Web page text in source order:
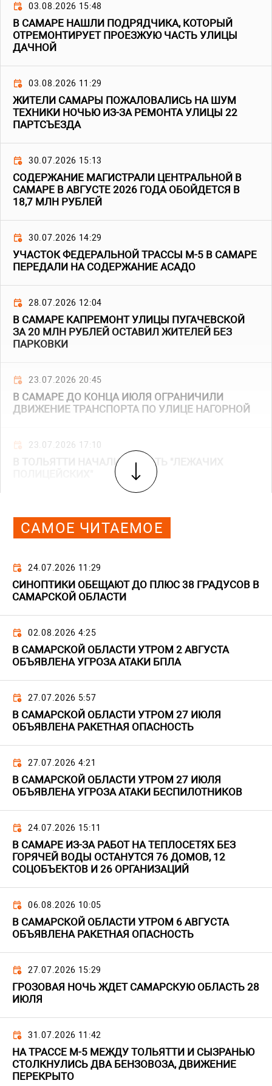
03.08.2026 15:48
В САМАРЕ НАШЛИ ПОДРЯДЧИКА, КОТОРЫЙ
ОТРЕМОНТИРУЕТ ПРОЕЗЖУЮ ЧАСТЬ УЛИЦЫ
ДАЧНОЙ
03.08.2026 11:29
ЖИТЕЛИ САМАРЫ ПОЖАЛОВАЛИСЬ НА ШУМ
ТЕХНИКИ НОЧЬЮ ИЗ-ЗА РЕМОНТА УЛИЦЫ 22
ПАРТСЪЕЗДА
30.07.2026 15:13
СОДЕРЖАНИЕ МАГИСТРАЛИ ЦЕНТРАЛЬНОЙ В
САМАРЕ В АВГУСТЕ 2026 ГОДА ОБОЙДЕТСЯ В
18,7 МЛН РУБЛЕЙ
30.07.2026 14:29
УЧАСТОК ФЕДЕРАЛЬНОЙ ТРАССЫ М-5 В САМАРЕ
ПЕРЕДАЛИ НА СОДЕРЖАНИЕ АСАДО
28.07.2026 12:04
В САМАРЕ КАПРЕМОНТ УЛИЦЫ ПУГАЧЕВСКОЙ
ЗА 20 МЛН РУБЛЕЙ ОСТАВИЛ ЖИТЕЛЕЙ БЕЗ
ПАРКОВКИ
23.07.2026 20:45
В САМАРЕ ДО КОНЦА ИЮЛЯ ОГРАНИЧИЛИ
ДВИЖЕНИЕ ТРАНСПОРТА ПО УЛИЦЕ НАГОРНОЙ
23.07.2026 17:10
В ТОЛЬЯТТИ НАЧАЛИ ДВИГАТЬ "ЛЕЖАЧИХ
САМОЕ ЧИТАЕМОЕ
24.07.2026 11:29
СИНОПТИКИ ОБЕЩАЮТ ДО ПЛЮС 38 ГРАДУСОВ В
САМАРСКОЙ ОБЛАСТИ
02.08.2026 4:25
В САМАРСКОЙ ОБЛАСТИ УТРОМ 2 АВГУСТА
ОБЪЯВЛЕНА УГРОЗА АТАКИ БПЛА
27.07.2026 5:57
В САМАРСКОЙ ОБЛАСТИ УТРОМ 27 ИЮЛЯ
ОБЪЯВЛЕНА РАКЕТНАЯ ОПАСНОСТЬ
27.07.2026 4:21
В САМАРСКОЙ ОБЛАСТИ УТРОМ 27 ИЮЛЯ
ОБЪЯВЛЕНА УГРОЗА АТАКИ БЕСПИЛОТНИКОВ
24.07.2026 15:11
В САМАРЕ ИЗ-ЗА РАБОТ НА ТЕПЛОСЕТЯХ БЕЗ
ГОРЯЧЕЙ ВОДЫ ОСТАНУТСЯ 76 ДОМОВ, 12
СОЦОБЪЕКТОВ И 26 ОРГАНИЗАЦИЙ
06.08.2026 10:05
В САМАРСКОЙ ОБЛАСТИ УТРОМ 6 АВГУСТА
ОБЪЯВЛЕНА РАКЕТНАЯ ОПАСНОСТЬ
27.07.2026 15:29
ГРОЗОВАЯ НОЧЬ ЖДЕТ САМАРСКУЮ ОБЛАСТЬ 28
ИЮЛЯ
31.07.2026 11:42
НА ТРАССЕ М-5 МЕЖДУ ТОЛЬЯТТИ И СЫЗРАНЬЮ
СТОЛКНУЛИСЬ ДВА БЕНЗОВОЗА, ДВИЖЕНИЕ
ПЕРЕКРЫТО